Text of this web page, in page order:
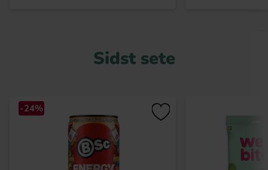
Sidst sete
-24%